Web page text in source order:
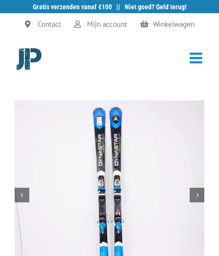
Gratis verzenden vanaf €100 || Niet goed? Geld terug!
Ga
Contact Mijn account Winkelwagen